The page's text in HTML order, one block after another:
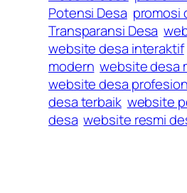
Potensi Desa promosi
Transparansi Desa
website desa interaktif
modern website desa
website desa
desa terbaik website
desa website resmi